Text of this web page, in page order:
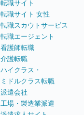
転職サイト
転職サイト 女性
転職スカウトサービス
転職エージェント
看護師転職
介護転職
ハイクラス・
ミドルクラス転職
派遣会社
工場・製造業派遣